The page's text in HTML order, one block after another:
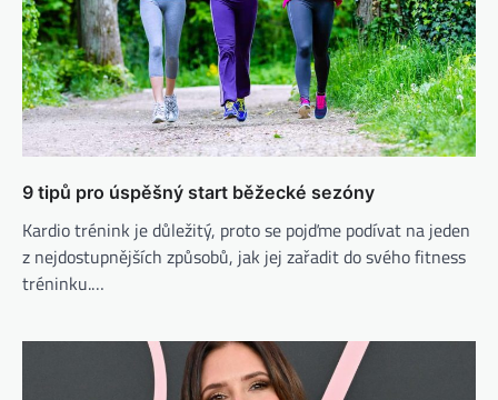
9 tipů pro úspěšný start běžecké sezóny
Kardio trénink je důležitý, proto se pojďme podívat na jeden
z nejdostupnějších způsobů, jak jej zařadit do svého fitness
tréninku.…